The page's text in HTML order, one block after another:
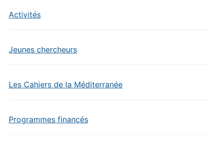
Activités
Jeunes chercheurs
Les Cahiers de la Méditerranée
Programmes financés